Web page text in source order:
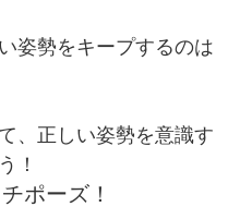
姿勢をキープするのは
、正しい姿勢を意識す
ポーズ！